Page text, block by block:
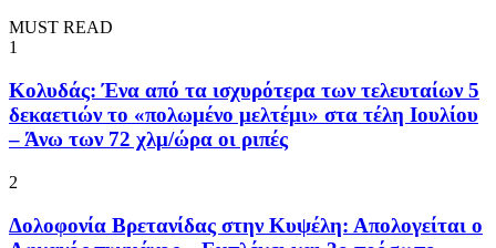
MUST READ
1
Κολυδάς: Ένα από τα ισχυρότερα των τελευταίων 5
δεκαετιών το «πολωμένο μελτέμι» στα τέλη Ιουλίου
– Άνω των 72 χλμ/ώρα οι ριπές
2
Δολοφονία Βρετανίδας στην Κυψέλη: Απολογείται ο